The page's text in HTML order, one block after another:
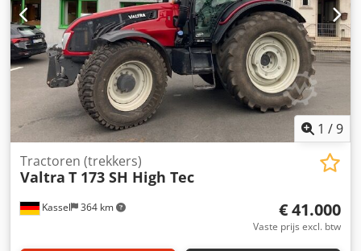
1 /9
Kassel 364 km
Tractoren (trekkers)
Valtra T 173 SH High Tec
€ 41.000
Vaste prijs excl. btw